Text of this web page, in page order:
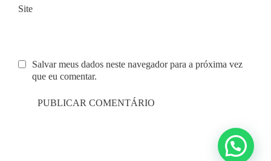
Site
Salvar meus dados neste navegador para a próxima vez
que eu comentar.